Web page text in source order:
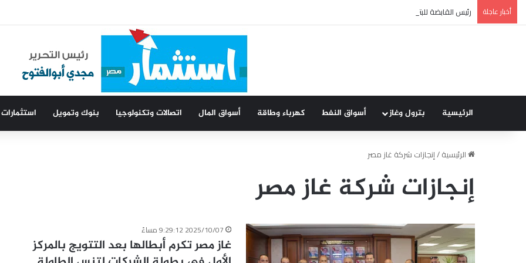
أخبار عاجلة رئيس القابضة للبتروكيماويات يتفقد مصنع ووتك لإنتاج الواح MDF الخشبية من قش الأرز
الرئيسية بترول وغاز أسواق النفط كهرباء وطاقة أسواق المال اتصالات وتكنولوجيا بنوك وتمويل
الرئيسية/إنجازات شركة غاز مصر
إنجازات شركة غاز مصر
2025/10/07 9:29:12 مساءً
غاز مصر تكرم أبطالها بعد التتويج بالمركز